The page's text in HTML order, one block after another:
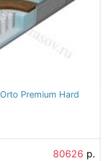
Premium Hard
80626 р.